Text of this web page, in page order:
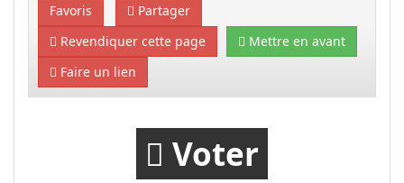
Favoris
Partager
Revendiquer cette page
Mettre en avant
Faire un lien
Voter